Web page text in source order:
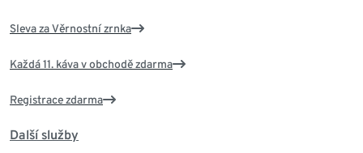
Sleva za Věrnostní zrnka
Každá 11. káva v obchodě zdarma
Registrace zdarma
Další služby